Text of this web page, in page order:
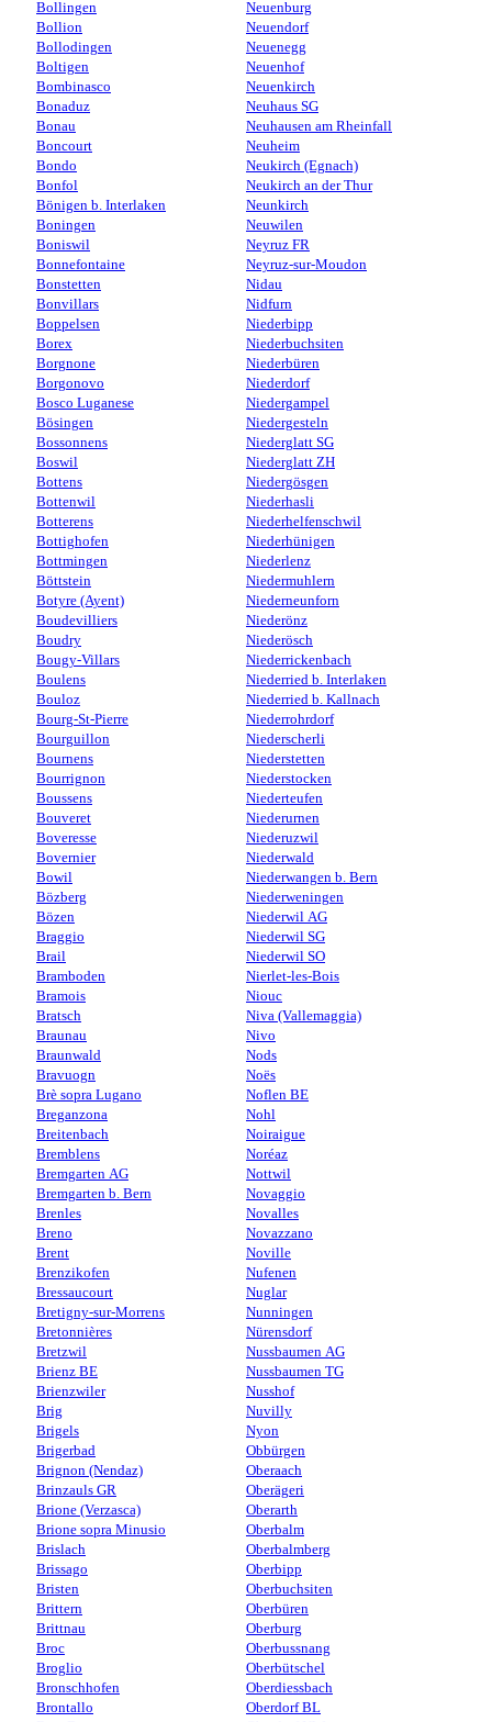
Bollingen
Bollion
Bollodingen
Boltigen
Bombinasco
Bonaduz
Bonau
Boncourt
Bondo
Bonfol
Bönigen b. Interlaken
Boningen
Boniswil
Bonnefontaine
Bonstetten
Bonvillars
Boppelsen
Borex
Borgnone
Borgonovo
Bosco Luganese
Bösingen
Bossonnens
Boswil
Bottens
Bottenwil
Botterens
Bottighofen
Bottmingen
Böttstein
Botyre (Ayent)
Boudevilliers
Boudry
Bougy-Villars
Boulens
Bouloz
Bourg-St-Pierre
Bourguillon
Bournens
Bourrignon
Boussens
Bouveret
Boveresse
Bovernier
Bowil
Bözberg
Bözen
Braggio
Brail
Bramboden
Bramois
Bratsch
Braunau
Braunwald
Bravuogn
Brè sopra Lugano
Breganzona
Breitenbach
Bremblens
Bremgarten AG
Bremgarten b. Bern
Brenles
Breno
Brent
Brenzikofen
Bressaucourt
Bretigny-sur-Morrens
Bretonnières
Bretzwil
Brienz BE
Brienzwiler
Brig
Brigels
Brigerbad
Brignon (Nendaz)
Brinzauls GR
Brione (Verzasca)
Brione sopra Minusio
Brislach
Brissago
Bristen
Brittern
Brittnau
Broc
Broglio
Bronschhofen
Brontallo
Neuenburg
Neuendorf
Neuenegg
Neuenhof
Neuenkirch
Neuhaus SG
Neuhausen am Rheinfall
Neuheim
Neukirch (Egnach)
Neukirch an der Thur
Neunkirch
Neuwilen
Neyruz FR
Neyruz-sur-Moudon
Nidau
Nidfurn
Niederbipp
Niederbuchsiten
Niederbüren
Niederdorf
Niedergampel
Niedergesteln
Niederglatt SG
Niederglatt ZH
Niedergösgen
Niederhasli
Niederhelfenschwil
Niederhünigen
Niederlenz
Niedermuhlern
Niederneunforn
Niederönz
Niederösch
Niederrickenbach
Niederried b. Interlaken
Niederried b. Kallnach
Niederrohrdorf
Niederscherli
Niederstetten
Niederstocken
Niederteufen
Niederurnen
Niederuzwil
Niederwald
Niederwangen b. Bern
Niederweningen
Niederwil AG
Niederwil SG
Niederwil SO
Nierlet-les-Bois
Niouc
Niva (Vallemaggia)
Nivo
Nods
Noës
Noflen BE
Nohl
Noiraigue
Noréaz
Nottwil
Novaggio
Novalles
Novazzano
Noville
Nufenen
Nuglar
Nunningen
Nürensdorf
Nussbaumen AG
Nussbaumen TG
Nusshof
Nuvilly
Nyon
Obbürgen
Oberaach
Oberägeri
Oberarth
Oberbalm
Oberbalmberg
Oberbipp
Oberbuchsiten
Oberbüren
Oberburg
Oberbussnang
Oberbütschel
Oberdiessbach
Oberdorf BL